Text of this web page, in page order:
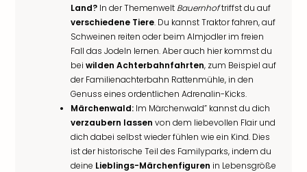
Land? In der Themenwelt Bauernhoftriffst du auf
verschiedene Tiere. Du kannst Traktor fahren, auf
Schweinen reiten oder beim Almjodler im freien
Fall das Jodeln lernen. Aber auch hier kommst du
bei wilden Achterbahnfahrten, zum Beispiel auf
der Familienachterbahn Rattenmühle, in den
Genuss eines ordentlichen Adrenalin-Kicks.
Märchenwald: Im Märchenwald” kannst du dich
verzaubern lassen von dem liebevollen Flair und
dich dabei selbst wieder fühlen wie ein Kind. Dies
ist der historische Teil des Familyparks, indem du
deine Lieblings-Märchenfiguren in Lebensgröße